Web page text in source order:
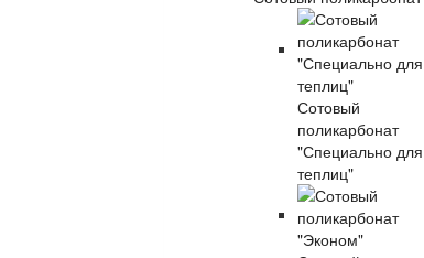
Сотовый
поликарбонат
"Специально для
теплиц"